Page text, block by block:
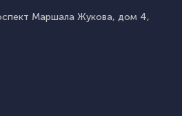
Маршала Жукова, дом 4,